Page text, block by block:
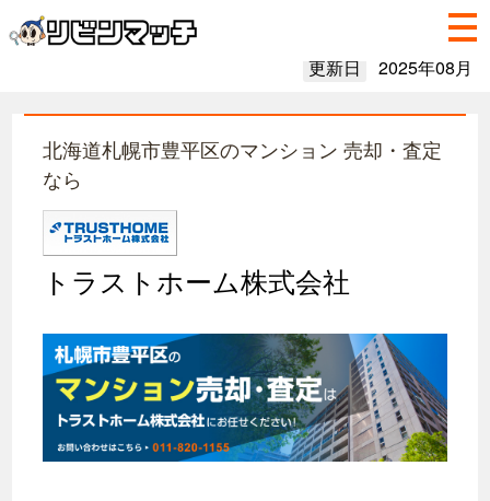
更新日 2025年08月
北海道札幌市豊平区のマンション 売却・査定
なら
トラストホーム株式会社